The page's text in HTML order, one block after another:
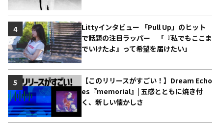
Littyインタビュー 「Pull Up」のヒット
で話題の注目ラッパー 「『私でもここま
でいけたよ』って希望を届けたい」
4
【このリリースがすごい！】Dream Echo
es『memorial』| 五感とともに焼き付
く、新しい懐かしさ
5